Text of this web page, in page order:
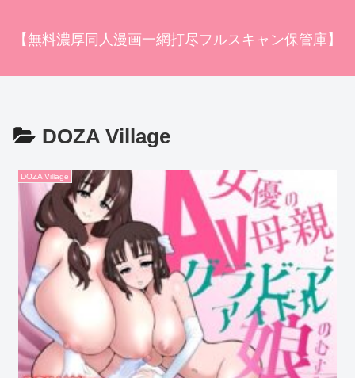
【無料濃厚同人漫画一網打尽フルスキャン保管庫】
DOZA Village
DOZA Village